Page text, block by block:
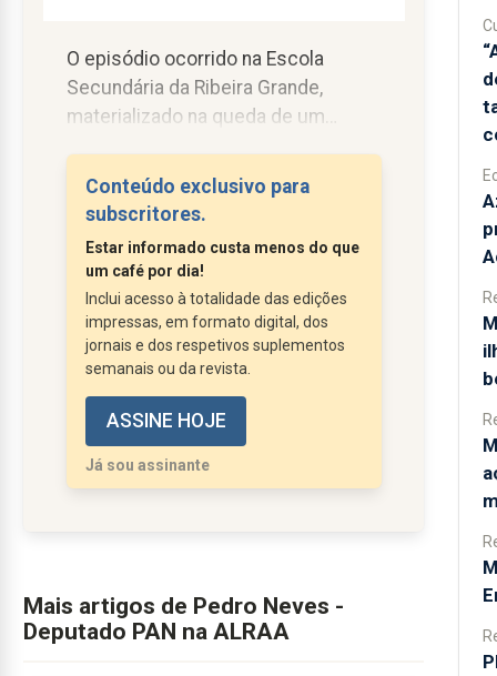
O episódio ocorrido na Escola
Secundária da Ribeira Grande,
materializado na queda de um
não pode ser lido como um acaso
isolado, nem como uma fatalidade
exemplo evidente de uma lógica
reativa, que mistura gestão pública
com administração de crises, fruto
de anos de desinvestimento,
adiamentos sucessivos e de uma
complacência que se...
Conteúdo exclusivo para
subscritores.
Estar informado custa menos do que
um café por dia!
Inclui acesso à totalidade das edições
impressas, em formato digital, dos
jornais e dos respetivos suplementos
semanais ou da revista.
ASSINE HOJE
Já sou assinante
Mais artigos de Pedro Neves -
Deputado PAN na ALRAA